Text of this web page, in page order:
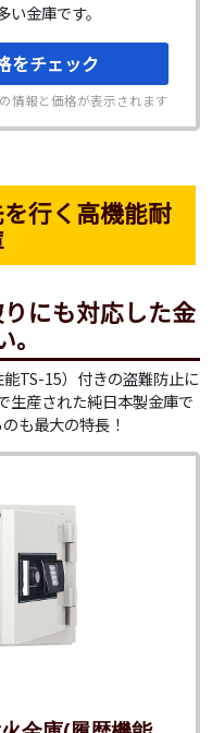
金庫です。
をチェック
情報と価格が表示されます
行く高機能耐
にも対応した金
TS-15）付きの盗難防止に
生産された純日本製金庫で
も最大の特長！